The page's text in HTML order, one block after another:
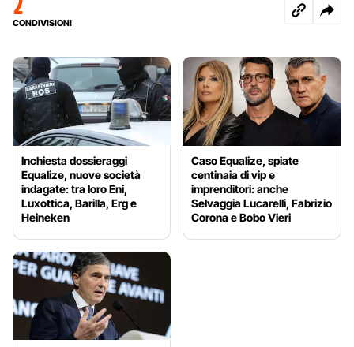
CONDIVISIONI
Inchiesta dossieraggi
Equalize, nuove società
indagate: tra loro Eni,
Luxottica, Barilla, Erg e
Heineken
Caso Equalize, spiate
centinaia di vip e
imprenditori: anche
Selvaggia Lucarelli, Fabrizio
Corona e Bobo Vieri